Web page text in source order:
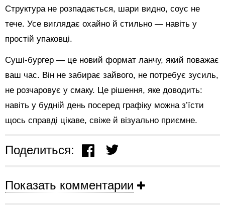
Структура не розпадається, шари видно, соус не
тече. Усе виглядає охайно й стильно — навіть у
простій упаковці.
Суші-бургер — це новий формат ланчу, який поважає
ваш час. Він не забирає зайвого, не потребує зусиль,
не розчаровує у смаку. Це рішення, яке доводить:
навіть у будній день посеред графіку можна з’їсти
щось справді цікаве, свіже й візуально приємне.
Поделиться:
Показать комментарии